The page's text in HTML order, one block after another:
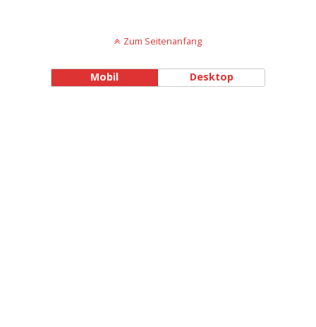
Zum Seitenanfang
Mobil Desktop